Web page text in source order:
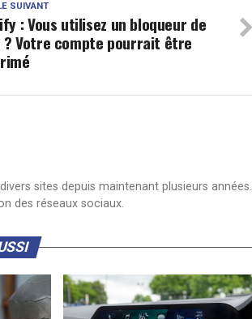
SUIVANT
: Vous utilisez un bloqueur de
? Votre compte pourrait être
sites depuis maintenant plusieurs années.
des réseaux sociaux.